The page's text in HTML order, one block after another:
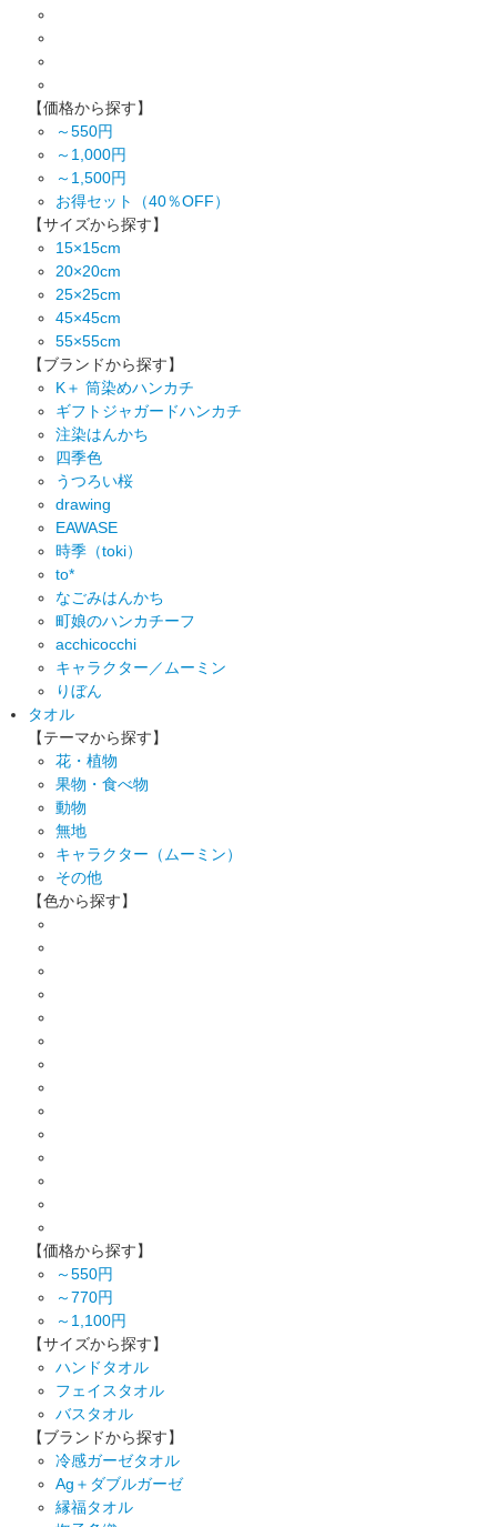
【価格から探す】
～550円
～1,000円
～1,500円
お得セット（40％OFF）
【サイズから探す】
15×15cm
20×20cm
25×25cm
45×45cm
55×55cm
【ブランドから探す】
K＋ 筒染めハンカチ
ギフトジャガードハンカチ
注染はんかち
四季色
うつろい桜
drawing
EAWASE
時季（toki）
to*
なごみはんかち
町娘のハンカチーフ
acchicocchi
キャラクター／ムーミン
りぼん
タオル
【テーマから探す】
花・植物
果物・食べ物
動物
無地
キャラクター（ムーミン）
その他
【色から探す】
【価格から探す】
～550円
～770円
～1,100円
【サイズから探す】
ハンドタオル
フェイスタオル
バスタオル
【ブランドから探す】
冷感ガーゼタオル
Ag＋ダブルガーゼ
縁福タオル